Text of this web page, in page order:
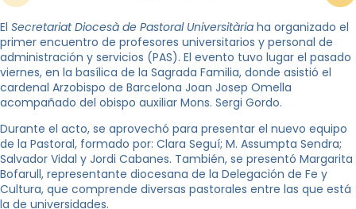
El Secretariat Diocesà de Pastoral Universitària ha organizado el
primer encuentro de profesores universitarios y personal de
administración y servicios (PAS). El evento tuvo lugar el pasado
viernes, en la basílica de la Sagrada Familia, donde asistió el
cardenal Arzobispo de Barcelona Joan Josep Omella
acompañado del obispo auxiliar Mons. Sergi Gordo.
Durante el acto, se aprovechó para presentar el nuevo equipo
de la Pastoral, formado por: Clara Seguí; M. Assumpta Sendra;
Salvador Vidal y Jordi Cabanes. También, se presentó Margarita
Bofarull, representante diocesana de la Delegación de Fe y
Cultura, que comprende diversas pastorales entre las que está
la de universidades.